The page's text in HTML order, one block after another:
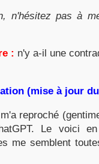
n'hésitez pas à
: n'y a-il une
(mise à jour
reproché
Le voici
me semblent